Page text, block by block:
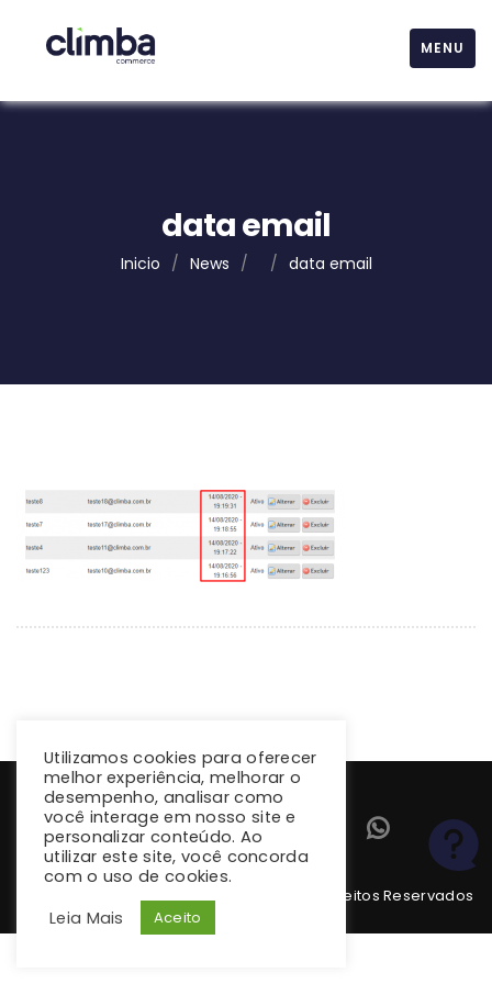
MENU
data email
Inicio / News / / data email
Copyright 2026 climba.com.br. Todos os Direitos Reservados
Utilizamos cookies para oferecer
melhor experiência, melhorar o
desempenho, analisar como
você interage em nosso site e
personalizar conteúdo. Ao
utilizar este site, você concorda
com o uso de cookies.
Leia Mais
Aceito